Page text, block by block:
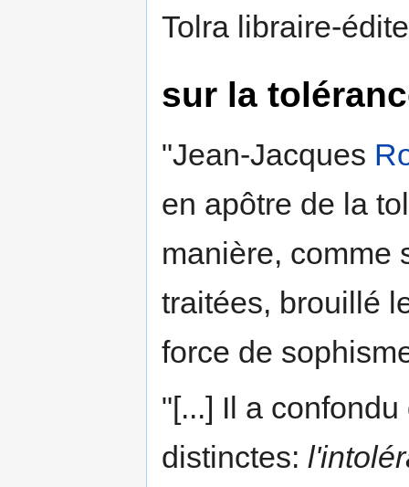
Tolra libraire-
sur la
"Jean-Jacques
en apôtre de la
manière, comme
traitées, brouillé
force de
"[...] Il a
distinctes: